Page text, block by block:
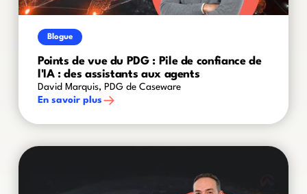
Blogue
Points de vue du PDG : Pile de confiance de
l'IA : des assistants aux agents
David Marquis, PDG de Caseware
En savoir plus